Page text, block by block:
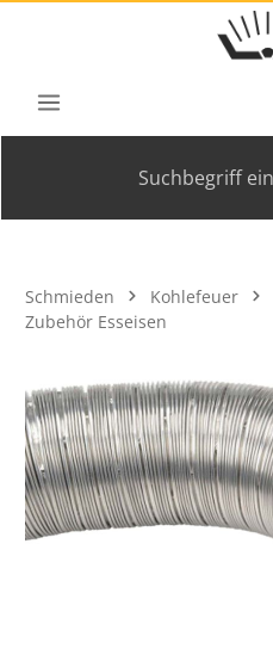
Zum Hauptinhalt springen
Schmieden Kohlefeuer
Zubehör Esseisen
Bildergalerie überspringen